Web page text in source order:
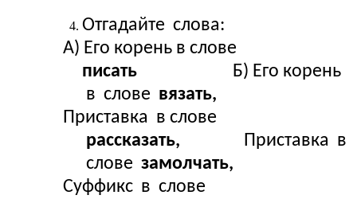
Отгадайте слова:
А) Его корень в слове
писать
Б) Его корень
в слове вязать,
Приставка в слове
рассказать,
Приставка в
слове замолчать,
Суффикс в слове